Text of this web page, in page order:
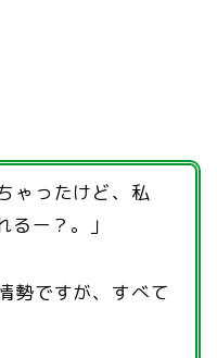
ゃったけど、私
るー？。」
勢ですが、すべて